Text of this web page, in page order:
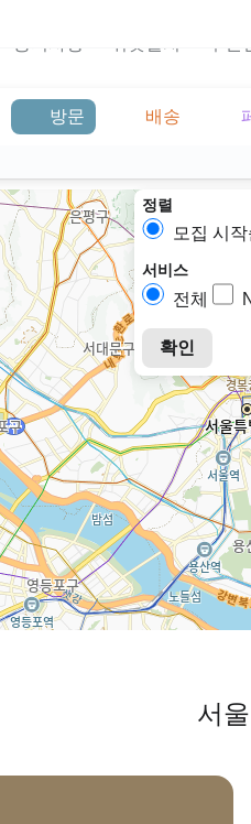
방문 배송
정렬
모집 시작
서비스
전체
확인
서